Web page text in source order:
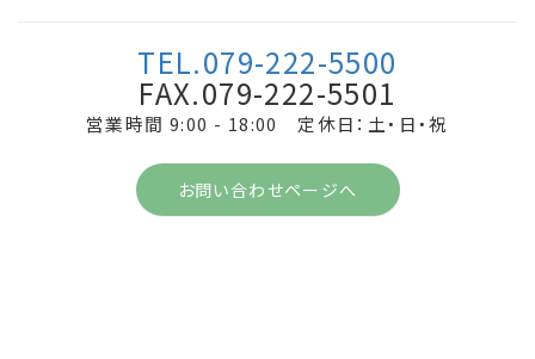
TEL.079-222-5500
FAX.079-222-5501
営業時間 9:00 - 18:00 定休日：土・日・祝
お問い合わせページへ